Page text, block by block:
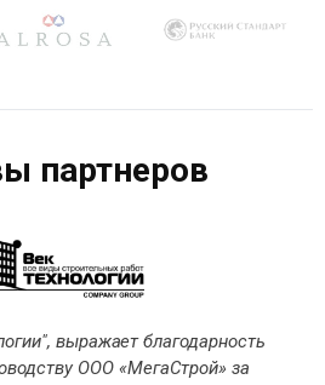
партнеров
выражает благодарность
ООО «МегаСтрой» за